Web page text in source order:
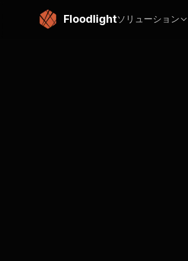
メインコンテンツにスキップ
Floodlightソリューション